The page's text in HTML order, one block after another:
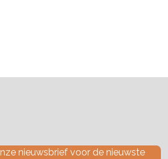
nieuwsbrief voor de nieuwste